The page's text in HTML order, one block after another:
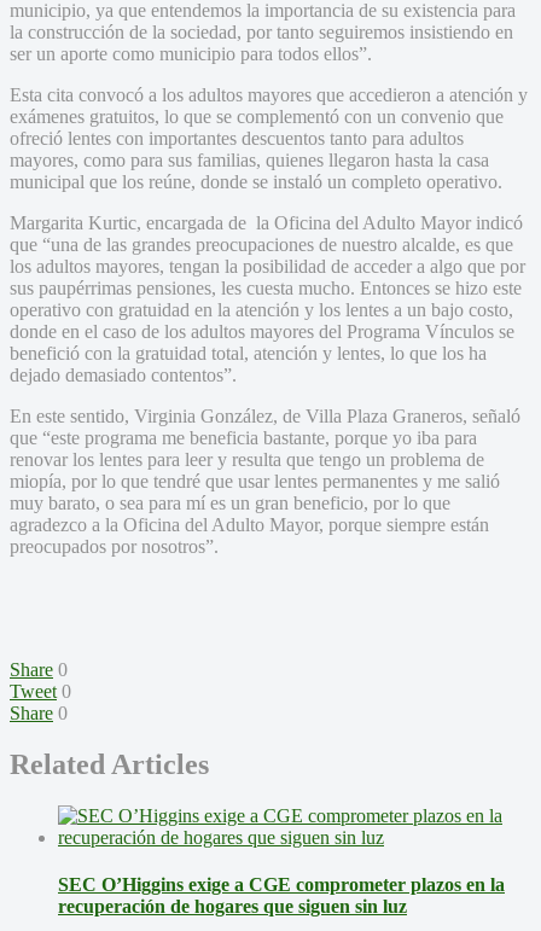
municipio, ya que entendemos la importancia de su existencia para
la construcción de la sociedad, por tanto seguiremos insistiendo en
ser un aporte como municipio para todos ellos”.
Esta cita convocó a los adultos mayores que accedieron a atención y
exámenes gratuitos, lo que se complementó con un convenio que
ofreció lentes con importantes descuentos tanto para adultos
mayores, como para sus familias, quienes llegaron hasta la casa
municipal que los reúne, donde se instaló un completo operativo.
Margarita Kurtic, encargada de la Oficina del Adulto Mayor indicó
que “una de las grandes preocupaciones de nuestro alcalde, es que
los adultos mayores, tengan la posibilidad de acceder a algo que por
sus paupérrimas pensiones, les cuesta mucho. Entonces se hizo este
operativo con gratuidad en la atención y los lentes a un bajo costo,
donde en el caso de los adultos mayores del Programa Vínculos se
benefició con la gratuidad total, atención y lentes, lo que los ha
dejado demasiado contentos”.
En este sentido, Virginia González, de Villa Plaza Graneros, señaló
que “este programa me beneficia bastante, porque yo iba para
renovar los lentes para leer y resulta que tengo un problema de
miopía, por lo que tendré que usar lentes permanentes y me salió
muy barato, o sea para mí es un gran beneficio, por lo que
agradezco a la Oficina del Adulto Mayor, porque siempre están
preocupados por nosotros”.
Share 0
Tweet 0
Share 0
Related Articles
SEC O’Higgins exige a CGE comprometer plazos en la
recuperación de hogares que siguen sin luz